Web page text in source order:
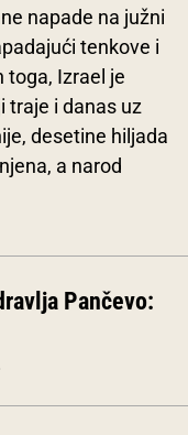
napade na južni
tenkove i
toga, Izrael je
traje i danas uz
desetine hiljada
a narod
Pančevo: